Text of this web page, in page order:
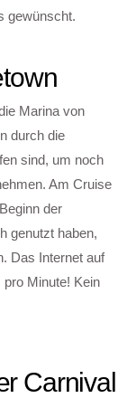
gewünscht.
Marina von
durch die
sind, um noch
Am Cruise
der
genutzt haben,
Das Internet auf
Minute! Kein
Carnival